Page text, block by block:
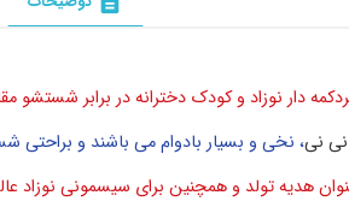
دار نوزاد و کودک دخترانه در برابر شستشو
نی، نخی و بسیار بادوام می باشند و براحتی شسته می شوند،
هدیه تولد و همچنین برای سیسمونی نوزاد